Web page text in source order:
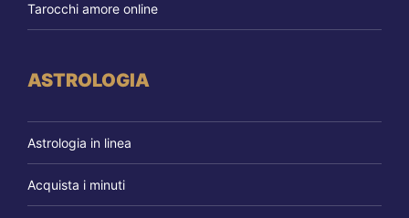
Tarocchi amore online
ASTROLOGIA
Astrologia in linea
Acquista i minuti